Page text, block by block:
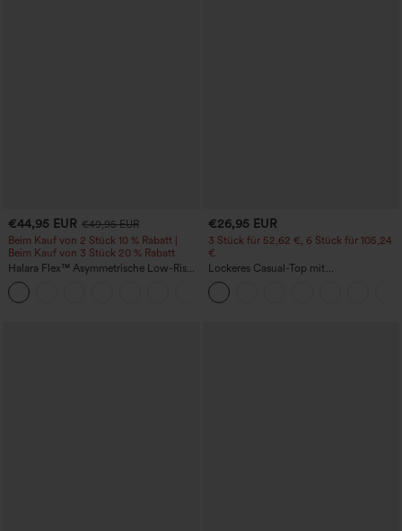
€44,95 EUR €49,95 EUR
Beim Kauf von 2 Stück 10 % Rabatt |
Beim Kauf von 3 Stück 20 % Rabatt
Halara Flex™ Asymmetrische Low-Rise-
Jeans mit Reißverschlusstaschen,
Baggy-Stil, weitem Bein, gewaschen,
lässig
€26,95 EUR
3 Stück für 52,62 €, 6 Stück für 105,24
€
Lockeres Casual-Top mit
Rundhalsausschnitt und
Fledermausärmeln